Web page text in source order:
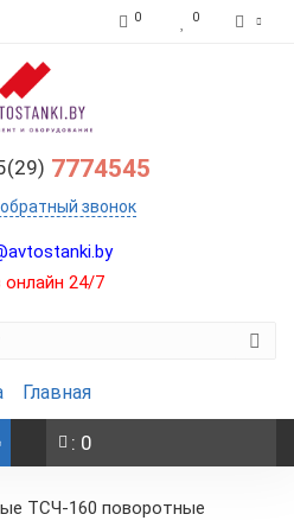
0 0
7774545
звонок
онлайн 24/7
Главная
: 0
ТСЧ-160 по­во­рот­ные